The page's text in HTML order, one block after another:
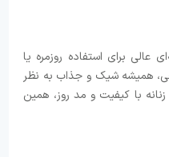
برای استفاده روزمره یا
همیشه شیک و جذاب به نظر
با کیفیت و مد روز، همین